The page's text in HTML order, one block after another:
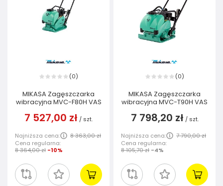
(0)
MIKASA Zagęszczarka
wibracyjna MVC-F80H VAS
7 527,00 zł / szt.
Najniższa cena:
8 363,00 zł
Cena regularna:
8 364,00 zł -10%
(0)
MIKASA Zagęszczarka
wibracyjna MVC-T90H VAS
7 798,20 zł / szt.
Najniższa cena:
7 790,00 zł
Cena regularna:
8 105,70 zł -4%